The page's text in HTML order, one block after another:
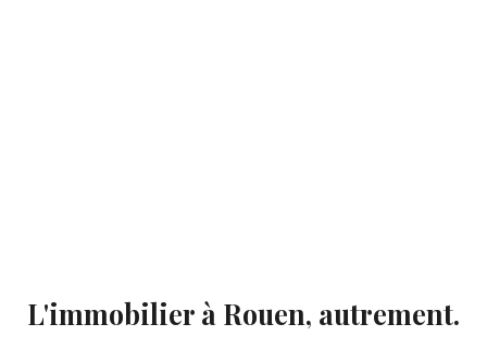
L'immobilier à Rouen, autrement.